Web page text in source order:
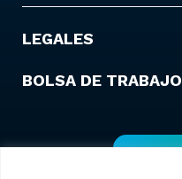
LEGALES
BOLSA DE TRABAJO